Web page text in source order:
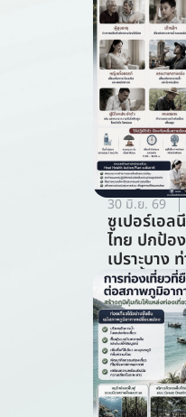
30 มิ.ย. 69
ซูเปอร์เอ
ไทย ปกป้อ
เปราะบาง
ร้อนขึ้น (ส